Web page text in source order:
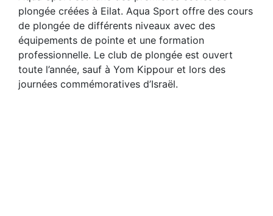
plongée créées à Eilat. Aqua Sport offre des cours
de plongée de différents niveaux avec des
équipements de pointe et une formation
professionnelle. Le club de plongée est ouvert
toute l’année, sauf à Yom Kippour et lors des
journées commémoratives d’Israël.